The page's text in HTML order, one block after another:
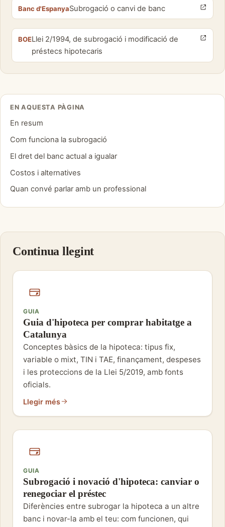
Banc d'EspanyaSubrogació o canvi de banc
BOELlei 2/1994, de subrogació i modificació de
préstecs hipotecaris
EN AQUESTA PÀGINA
En resum
Com funciona la subrogació
El dret del banc actual a igualar
Costos i alternatives
Quan convé parlar amb un professional
Continua llegint
GUIA
Guia d'hipoteca per comprar habitatge a
Catalunya
Conceptes bàsics de la hipoteca: tipus fix,
variable o mixt, TIN i TAE, finançament, despeses
i les proteccions de la Llei 5/2019, amb fonts
oficials.
Llegir més
GUIA
Subrogació i novació d'hipoteca: canviar o
renegociar el préstec
Diferències entre subrogar la hipoteca a un altre
banc i novar-la amb el teu: com funcionen, qui